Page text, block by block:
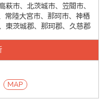
萩市、北茨城市、笠間市、
常陸大宮市、那珂市、神栖
東茨城郡、那珂郡、久慈郡
MAP